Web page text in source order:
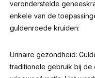
veronderstelde
enkele van de
guldenroede kruiden:
Urinaire gezondheid:
traditionele gebruik bij